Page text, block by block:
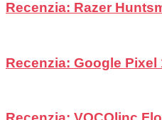
Recenzia: Razer
Recenzia: Google Pixel